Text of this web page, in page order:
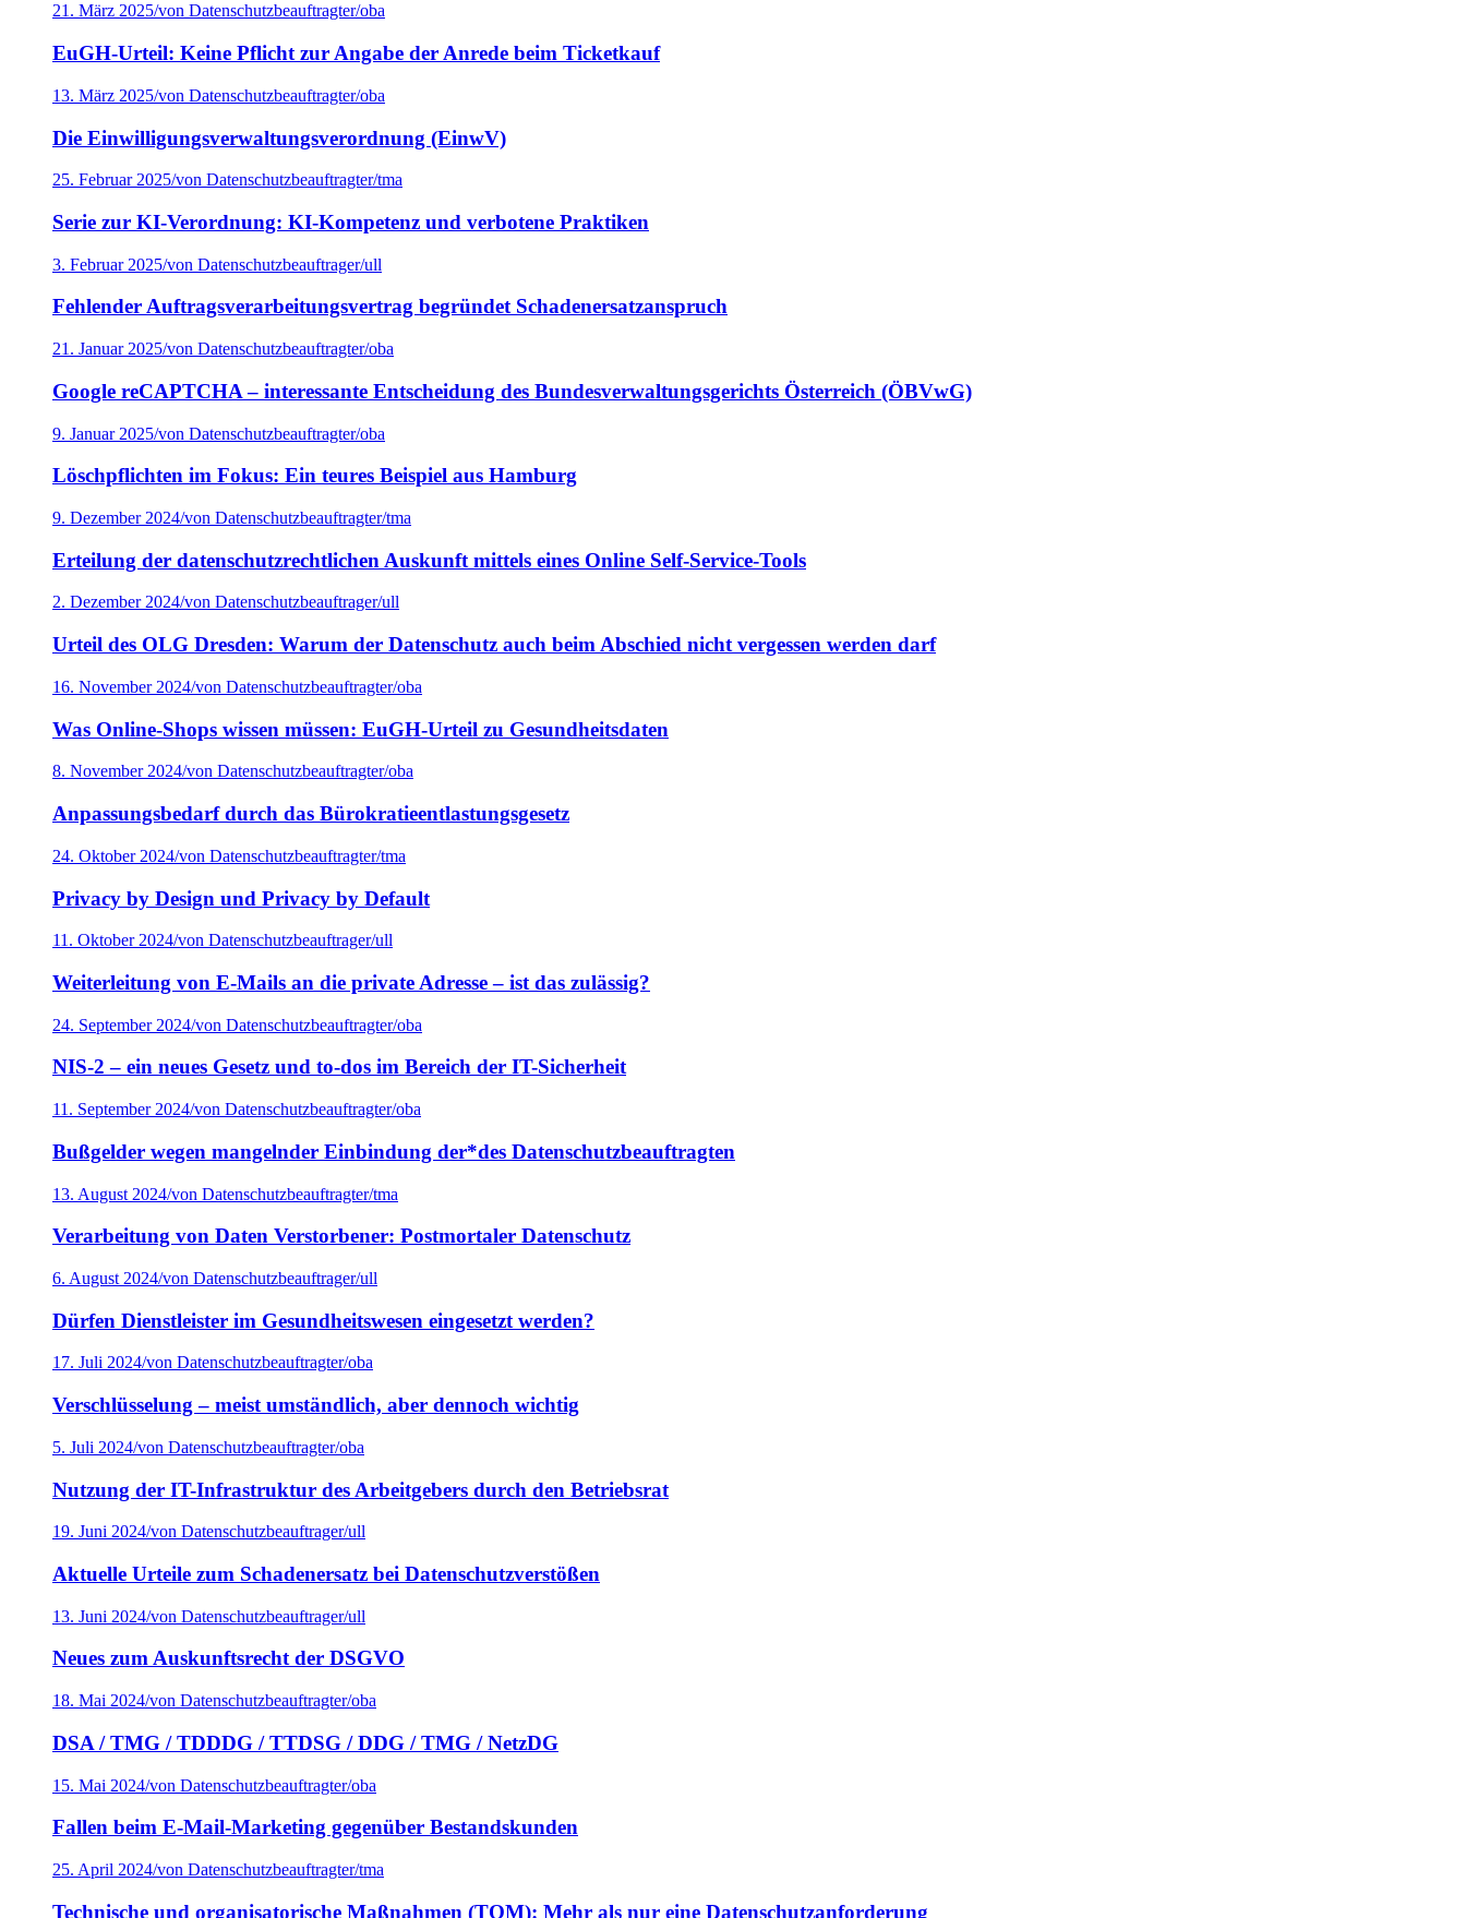
21. März 2025/von Datenschutzbeauftragter/oba
EuGH-Urteil: Keine Pflicht zur Angabe der Anrede beim Ticketkauf
13. März 2025/von Datenschutzbeauftragter/oba
Die Einwilligungsverwaltungsverordnung (EinwV)
25. Februar 2025/von Datenschutzbeauftragter/tma
Serie zur KI-Verordnung: KI-Kompetenz und verbotene Praktiken
3. Februar 2025/von Datenschutzbeauftrager/ull
Fehlender Auftragsverarbeitungsvertrag begründet Schadenersatzanspruch
21. Januar 2025/von Datenschutzbeauftragter/oba
Google reCAPTCHA – interessante Entscheidung des Bundesverwaltungsgerichts Österreich (ÖBVwG)
9. Januar 2025/von Datenschutzbeauftragter/oba
Löschpflichten im Fokus: Ein teures Beispiel aus Hamburg
9. Dezember 2024/von Datenschutzbeauftragter/tma
Erteilung der datenschutzrechtlichen Auskunft mittels eines Online Self-Service-Tools
2. Dezember 2024/von Datenschutzbeauftrager/ull
Urteil des OLG Dresden: Warum der Datenschutz auch beim Abschied nicht vergessen werden darf
16. November 2024/von Datenschutzbeauftragter/oba
Was Online-Shops wissen müssen: EuGH-Urteil zu Gesundheitsdaten
8. November 2024/von Datenschutzbeauftragter/oba
Anpassungsbedarf durch das Bürokratieentlastungsgesetz
24. Oktober 2024/von Datenschutzbeauftragter/tma
Privacy by Design und Privacy by Default
11. Oktober 2024/von Datenschutzbeauftrager/ull
Weiterleitung von E-Mails an die private Adresse – ist das zulässig?
24. September 2024/von Datenschutzbeauftragter/oba
NIS-2 – ein neues Gesetz und to-dos im Bereich der IT-Sicherheit
11. September 2024/von Datenschutzbeauftragter/oba
Bußgelder wegen mangelnder Einbindung der*des Datenschutzbeauftragten
13. August 2024/von Datenschutzbeauftragter/tma
Verarbeitung von Daten Verstorbener: Postmortaler Datenschutz
6. August 2024/von Datenschutzbeauftrager/ull
Dürfen Dienstleister im Gesundheitswesen eingesetzt werden?
17. Juli 2024/von Datenschutzbeauftragter/oba
Verschlüsselung – meist umständlich, aber dennoch wichtig
5. Juli 2024/von Datenschutzbeauftragter/oba
Nutzung der IT-Infrastruktur des Arbeitgebers durch den Betriebsrat
19. Juni 2024/von Datenschutzbeauftrager/ull
Aktuelle Urteile zum Schadenersatz bei Datenschutzverstößen
13. Juni 2024/von Datenschutzbeauftrager/ull
Neues zum Auskunftsrecht der DSGVO
18. Mai 2024/von Datenschutzbeauftragter/oba
DSA / TMG / TDDDG / TTDSG / DDG / TMG / NetzDG
15. Mai 2024/von Datenschutzbeauftragter/oba
Fallen beim E-Mail-Marketing gegenüber Bestandskunden
25. April 2024/von Datenschutzbeauftragter/tma
Technische und organisatorische Maßnahmen (TOM): Mehr als nur eine Datenschutzanforderung